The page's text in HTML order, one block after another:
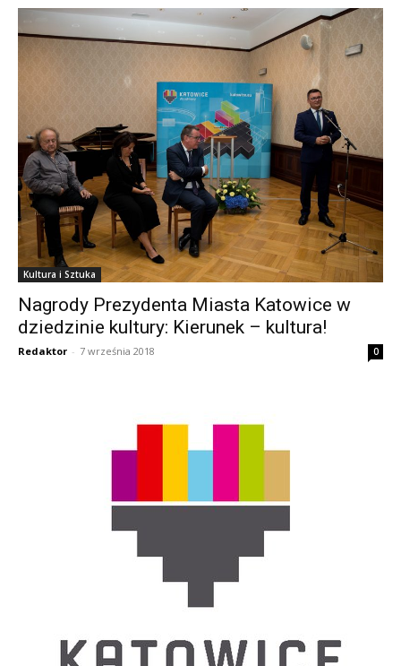
Kultura i Sztuka
Nagrody Prezydenta Miasta Katowice w
dziedzinie kultury: Kierunek – kultura!
Redaktor - 7 września 2018 0